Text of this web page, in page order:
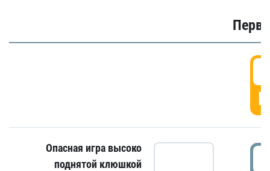
Опасная игра высоко
поднятой клюшкой